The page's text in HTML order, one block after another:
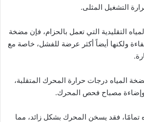
التشغيل المثلى.
التقليدية التي تعمل بالحزام، فإن مضخة
كفاءة ولكنها أيضاً أكثر عرضة للفشل، خاصة مع
المياه درجات حرارة المحرك المتقلبة،
وإضاءة مصباح فحص المحرك.
تمامًا، فقد يسخن المحرك بشكل زائد، مما